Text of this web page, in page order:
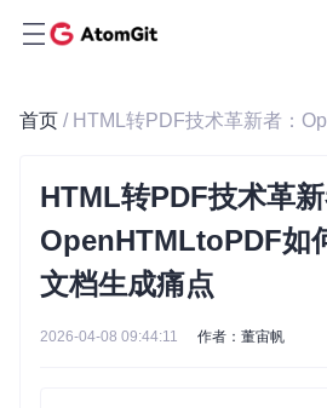
首页
HTML转PDF技术革新
OpenHTMLtoPDF如
文档生成痛点
2026-04-08 09:44:11 作者：董宙帆